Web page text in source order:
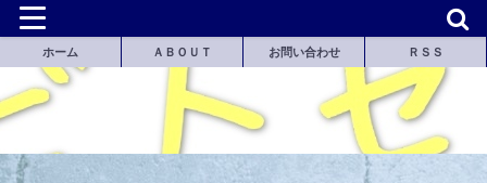
ホーム ＡＢＯＵＴ お問い合わせ ＲＳＳ